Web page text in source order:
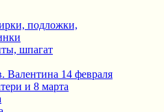
подложки,
шпагат
Валентина 14 февраля
и 8 марта